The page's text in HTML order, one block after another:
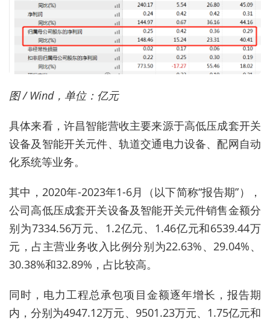
图 / Wind，单位：亿元
具体来看，许昌智能营收主要来源于高低压成套开关
设备及智能开关元件、轨道交通电力设备、配网自动
化系统等业务。
其中，2020年-2023年1-6月（以下简称“报告期”），
公司高低压成套开关设备及智能开关元件销售金额分
别为7334.56万元、1.2亿元、1.46亿元和6539.44万
元，占主营业务收入比例分别为22.63%、29.04%、
30.38%和32.89%，占比较高。
同时，电力工程总承包项目金额逐年增长，报告期
内，分别为4947.12万元、9501.23万元、1.75亿元和